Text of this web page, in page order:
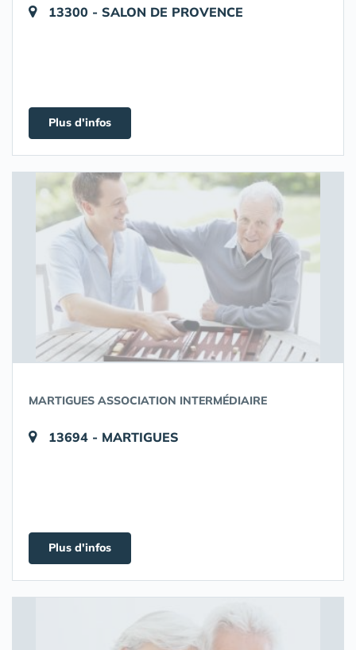
13300 - SALON DE PROVENCE
Plus d'infos
MARTIGUES ASSOCIATION INTERMÉDIAIRE
13694 - MARTIGUES
Plus d'infos